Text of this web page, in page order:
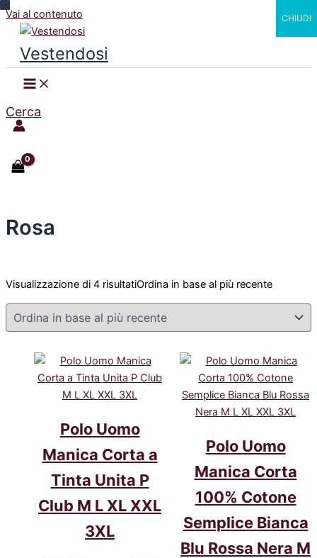
Vai al contenuto
Vestendosi
Cerca
Rosa
Visualizzazione di 4 risultatiOrdina in base al più recente
Polo Uomo
Manica Corta a
Tinta Unita P
Club M L XL XXL
3XL
Polo Uomo
Manica Corta
100% Cotone
Semplice Bianca
Blu Rossa Nera M
CHIUDI